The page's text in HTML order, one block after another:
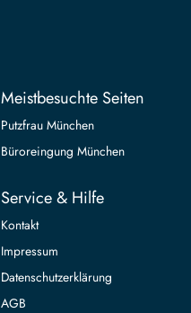
Meistbesuchte Seiten
Putzfrau München
Büroreingung München
Service & Hilfe
Kontakt
Impressum
Datenschutzerklärung
AGB